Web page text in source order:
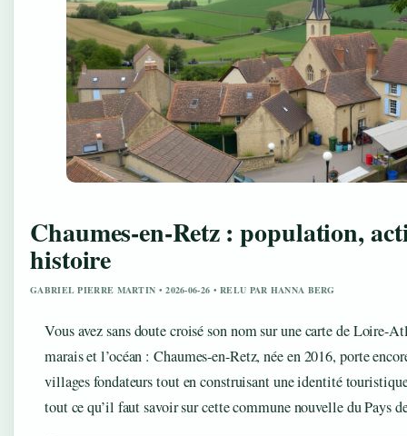
Chaumes-en-Retz : population,
histoire
GABRIEL PIERRE MARTIN • 2026-06-26 • RELU PAR HANNA BERG
Vous avez sans doute croisé son nom sur une carte de Loire-
marais et l’océan : Chaumes-en-Retz, née en 2016, porte
villages fondateurs tout en construisant une identité
tout ce qu’il faut savoir sur cette commune nouvelle du Pays